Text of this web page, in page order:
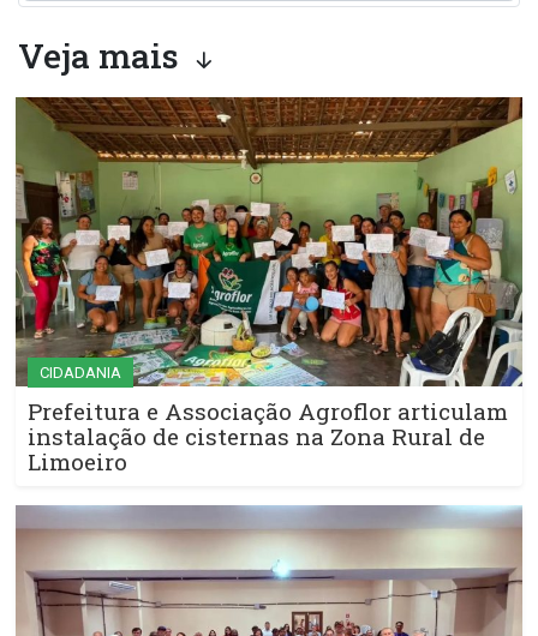
Veja mais
CIDADANIA
Prefeitura e Associação Agroflor articulam
instalação de cisternas na Zona Rural de
Limoeiro